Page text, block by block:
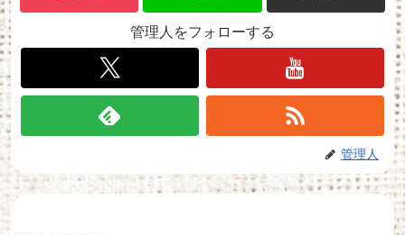
管理人をフォローする
管理人